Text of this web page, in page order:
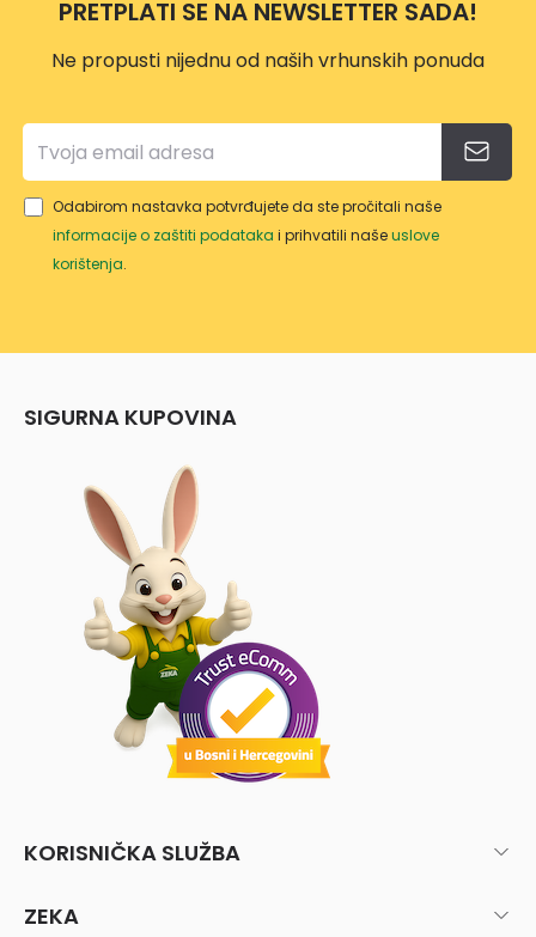
PRETPLATI SE NA NEWSLETTER SADA!
Ne propusti nijednu od naših vrhunskih ponuda
Odabirom nastavka potvrđujete da ste pročitali naše
informacije o zaštiti podataka i prihvatili našeuslove
korištenja.
SIGURNA KUPOVINA
KORISNIČKA SLUŽBA
ZEKA